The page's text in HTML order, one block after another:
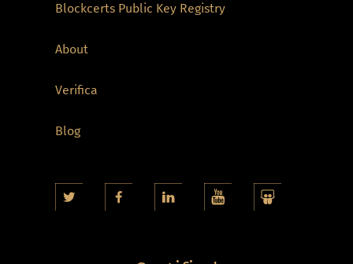
Blockcerts Public Key Registry
About
Verifica
Blog